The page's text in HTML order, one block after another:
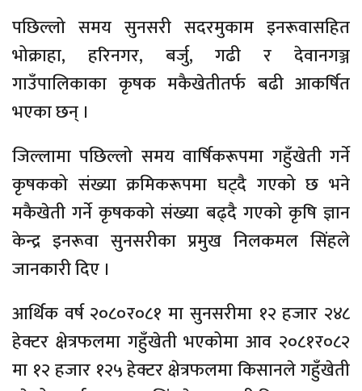
पछिल्लो समय सुनसरी सदरमुकाम इनरूवासहित
भोक्राहा, हरिनगर, बर्जु, गढी र देवानगञ्ज
गाउँपालिकाका कृषक मकैखेतीतर्फ बढी आकर्षित
भएका छन् ।
जिल्लामा पछिल्लो समय वार्षिकरूपमा गहुँखेती गर्ने
कृषकको संख्या क्रमिकरूपमा घट्दै गएको छ भने
मकैखेती गर्ने कृषकको संख्या बढ्दै गएको कृषि ज्ञान
केन्द्र इनरूवा सुनसरीका प्रमुख निलकमल सिंहले
जानकारी दिए ।
आर्थिक वर्ष २०८०र०८१ मा सुनसरीमा १२ हजार २४८
हेक्टर क्षेत्रफलमा गहुँखेती भएकोमा आव २०८१र०८२
मा १२ हजार १२५ हेक्टर क्षेत्रफलमा किसानले गहुँखेती